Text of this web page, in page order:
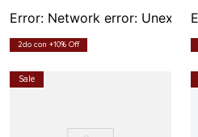
Error: Network error:
2do con +10% Off
Sale